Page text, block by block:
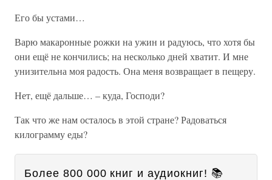
Его бы устами…
Варю макаронные рожки на ужин и радуюсь, что хотя бы
они ещё не кончились; на несколько дней хватит. И мне
унизительна моя радость. Она меня возвращает в пещеру.
Нет, ещё дальше… – куда, Господи?
Так что же нам осталось в этой стране? Радоваться
килограмму еды?
Более 800 000 книг и аудиокниг! 📚